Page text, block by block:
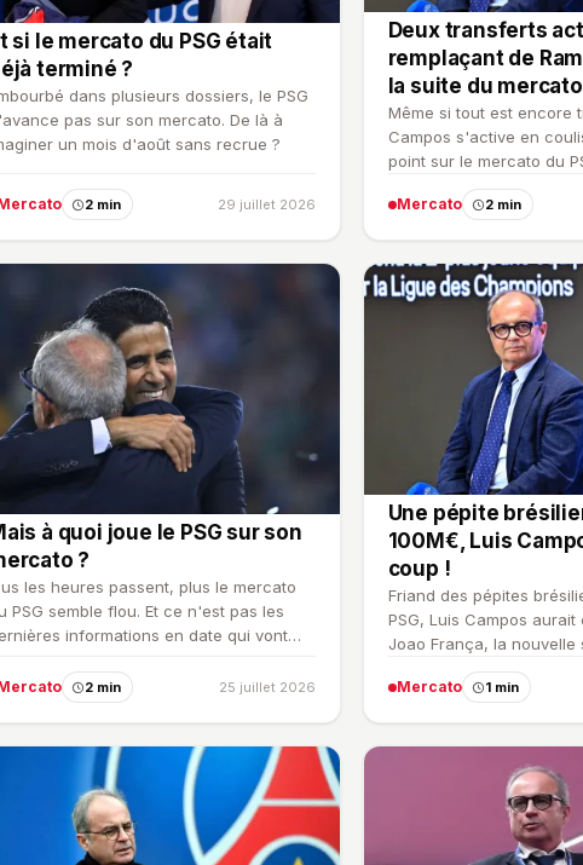
si le mercato du PSG était
terminé ?
dans plusieurs dossiers, le PSG
pas sur son mercato. De là à
un mois d'août sans recrue ?
2 min 29 juillet 2026
Deux transferts
remplaçant de
la suite du mercato
Même si tout est encore
Campos s'active en
point sur le mercato du
Mercato 2 min
à quoi joue le PSG sur son
?
les heures passent, plus le mercato
PSG semble flou. Et ce n'est pas les
informations en date qui vont
2 min 25 juillet 2026
Une pépite
100M€, Luis
coup !
Friand des pépites
PSG, Luis Campos
Joao França, la nouvelle
Palmeiras. Une piste…
Mercato 1 min